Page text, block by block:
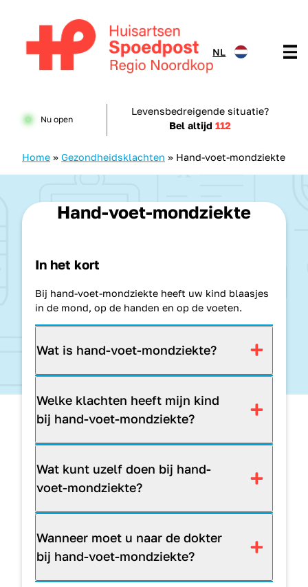
NL
Nu open
Levensbedreigende situatie?
Bel altijd112
Home » Gezondheidsklachten » Hand-voet-mondziekte
Hand-voet-mondziekte
In het kort
Bij hand-voet-mondziekte heeft uw kind blaasjes
in de mond, op de handen en op de voeten.
Wat is hand-voet-mondziekte?
Welke klachten heeft mijn kind
bij hand-voet-mondziekte?
Wat kunt uzelf doen bij hand-
voet-mondziekte?
Wanneer moet u naar de dokter
bij hand-voet-mondziekte?